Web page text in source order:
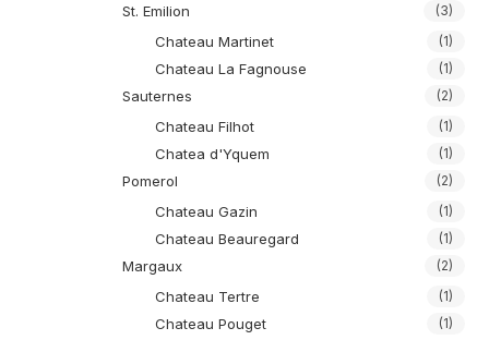
St. Emilion (3)
Chateau Martinet (1)
Chateau La Fagnouse (1)
Sauternes (2)
Chateau Filhot (1)
Chatea d'Yquem (1)
Pomerol (2)
Chateau Gazin (1)
Chateau Beauregard (1)
Margaux (2)
Chateau Tertre (1)
Chateau Pouget (1)